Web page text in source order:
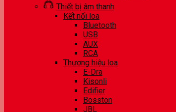
Thiết bị âm thanh
Kết nối loa
Bluetooth
USB
AUX
RCA
Thương hiệu loa
E-Dra
Kisonli
Edifier
Bosston
JBL